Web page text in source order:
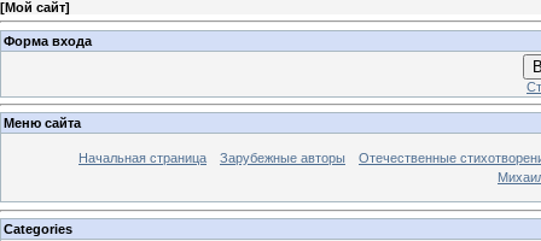
[Мой сайт]
Форма входа
Меню сайта
Начальная страница Зарубежные авторы
Отечественные
Categories